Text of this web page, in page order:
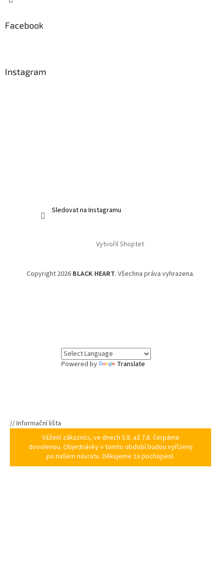
Facebook
Instagram
Sledovat na Instagramu
Vytvořil Shoptet
Copyright 2026 BLACK HEART. Všechna práva vyhrazena.
Powered by Translate
// Informační lišta
Vážení zákazníci, ve dnech 5.8. až 7.8. čerpáme
dovolenou. Objednávky v tomto období budou vyřízeny
po našem návratu. Děkujeme za pochopení.